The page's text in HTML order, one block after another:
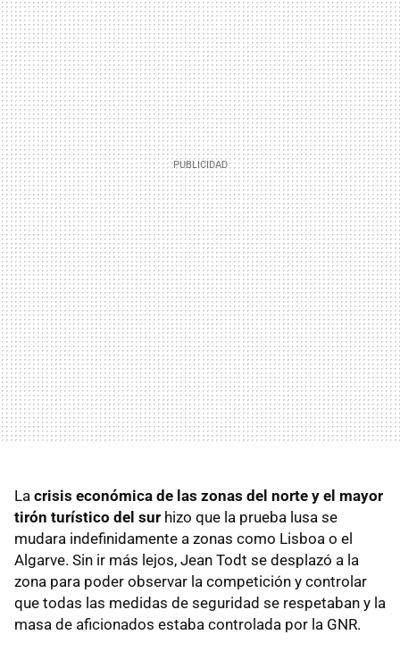
La crisis económica de las zonas del norte y el mayor
tirón turístico del sur hizo que la prueba lusa se
mudara indefinidamente a zonas como Lisboa o el
Algarve. Sin ir más lejos, Jean Todt se desplazó a la
zona para poder observar la competición y controlar
que todas las medidas de seguridad se respetaban y la
masa de aficionados estaba controlada por la GNR.